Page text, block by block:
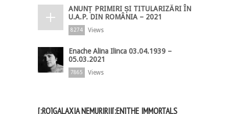
ANUNȚ PRIMIRI ȘI TITULARIZĂRI ÎN
U.A.P. DIN ROMÂNIA – 2021
8274 Views
Enache Alina Ilinca 03.04.1939 –
05.03.2021
7865 Views
[:RO]GALAXIA NEMURIRII[:EN]THE IMMORTALS